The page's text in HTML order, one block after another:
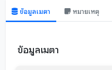
ข้อมูลเมตา หมายเหตุ
ข้อมูลเมตา